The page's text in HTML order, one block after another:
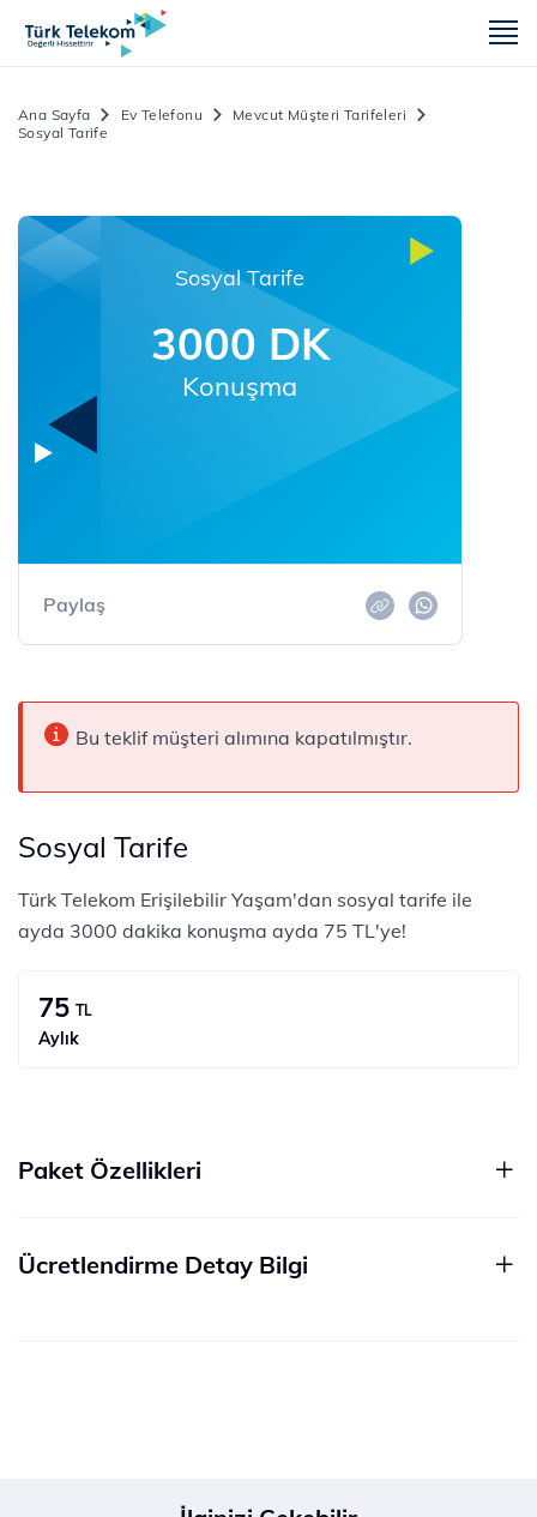
Ana Sayfa Ev Telefonu
Mevcut Müşteri Tarifeleri
Sosyal Tarife
Sosyal Tarife
3000 DK
Konuşma
Paylaş
Bu teklif müşteri alımına kapatılmıştır.
Sosyal Tarife
Türk Telekom Erişilebilir Yaşam'dan sosyal tarife ile
ayda 3000 dakika konuşma ayda 75 TL'ye!
75 TL
Aylık
Paket Özellikleri
Ücretlendirme Detay Bilgi